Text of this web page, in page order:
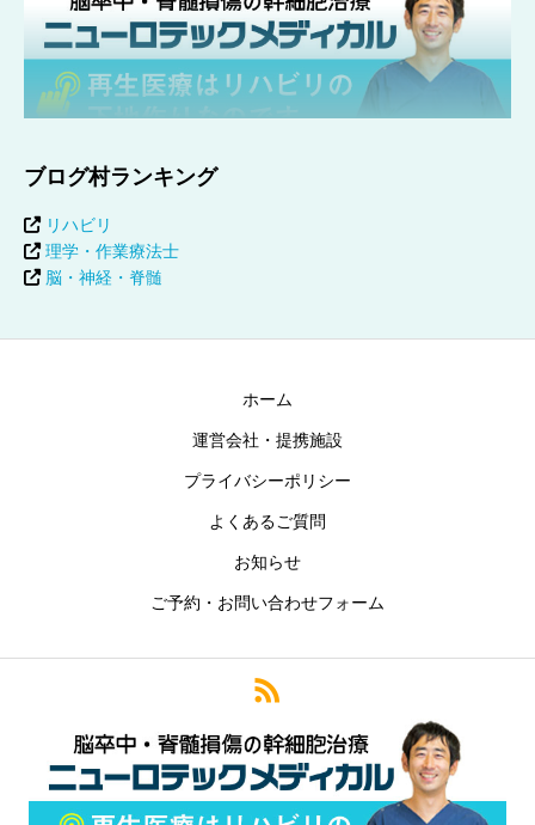
ブログ村ランキング
リハビリ
理学・作業療法士
脳・神経・脊髄
ホーム
運営会社・提携施設
プライバシーポリシー
よくあるご質問
お知らせ
ご予約・お問い合わせフォーム